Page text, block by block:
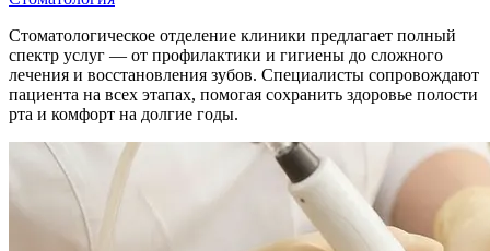
Стоматологическое отделение клиники предлагает полный
спектр услуг — от профилактики и гигиены до сложного
лечения и восстановления зубов. Специалисты сопровождают
пациента на всех этапах, помогая сохранить здоровье полости
рта и комфорт на долгие годы.